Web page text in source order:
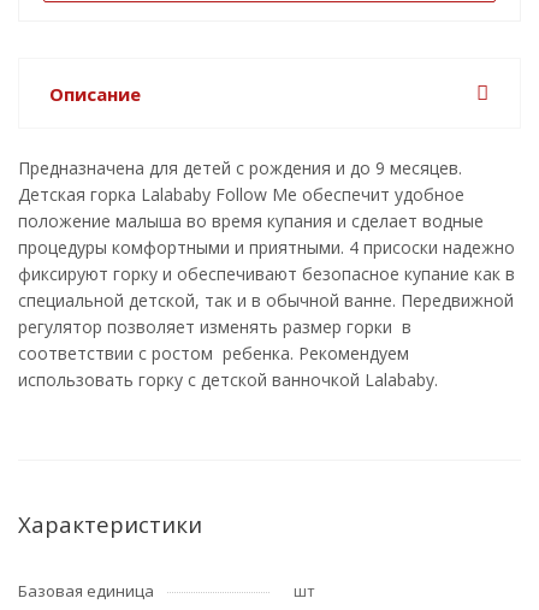
Описание
Предназначена для детей с рождения и до 9 месяцев.
Детская горка Lalababy Follow Me обеспечит удобное
положение малыша во время купания и сделает водные
процедуры комфортными и приятными. 4 присоски надежно
фиксируют горку и обеспечивают безопасное купание как в
специальной детской, так и в обычной ванне. Передвижной
регулятор позволяет изменять размер горки в
соответствии с ростом ребенка. Рекомендуем
использовать горку с детской ванночкой Lalababy.
Характеристики
Базовая единица
шт